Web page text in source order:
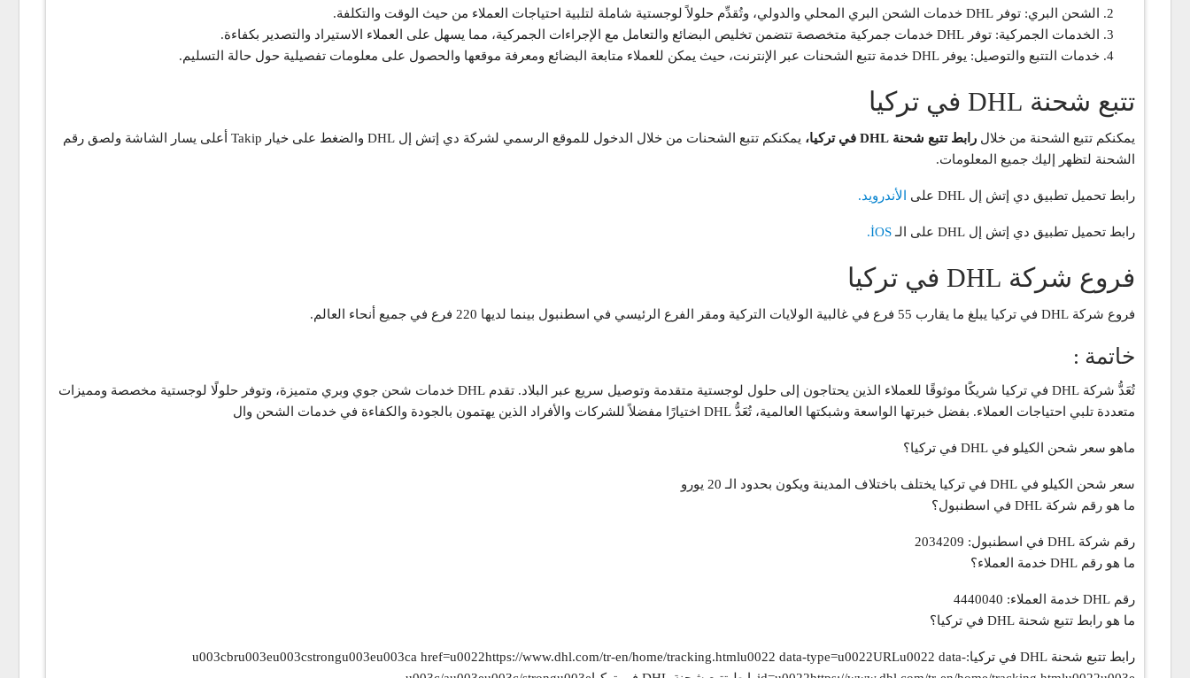
الشحن البري: توفر DHL خدمات الشحن البري المحلي والدولي، وتُقدِّم حلولاً لوجستية شاملة لتلبية احتياجات العملاء من حيث الوقت والتكلفة.
الخدمات الجمركية: توفر DHL خدمات جمركية متخصصة تتضمن تخليص البضائع والتعامل مع الإجراءات الجمركية، مما يسهل على العملاء الاستيراد والتصدير بكفاءة.
خدمات التتبع والتوصيل: يوفر DHL خدمة تتبع الشحنات عبر الإنترنت، حيث يمكن للعملاء متابعة البضائع ومعرفة موقعها والحصول على معلومات تفصيلية حول حالة التسليم.
تتبع شحنة DHL في تركيا
يمكنكم تتبع الشحنة من خلال رابط تتبع شحنة DHL في تركيا،
يمكنكم تتبع الشحنات من خلال الدخول للموقع الرسمي لشركة دي إتش إل DHL والضغط على خيار Takip أعلى يسار الشاشة ولصق رقم
الشحنة لتظهر إليك جميع المعلومات.
رابط تحميل تطبيق دي إتش إل DHL على الأندرويد.
رابط تحميل تطبيق دي إتش إل DHL على الـ İOS.
فروع شركة DHL في تركيا
فروع شركة DHL في تركيا يبلغ ما يقارب 55 فرع في غالبية الولايات التركية ومقر الفرع الرئيسي في اسطنبول بينما لديها 220 فرع في جميع أنحاء العالم.
خاتمة :
تُعَدُّ شركة DHL في تركيا شريكًا موثوقًا للعملاء الذين يحتاجون إلى حلول لوجستية متقدمة وتوصيل سريع عبر البلاد. تقدم DHL خدمات شحن جوي وبري متميزة، وتوفر حلولًا لوجستية مخصصة ومميزات
متعددة تلبي احتياجات العملاء. بفضل خبرتها الواسعة وشبكتها العالمية، تُعَدُّ DHL اختيارًا مفضلاً للشركات والأفراد الذين يهتمون بالجودة والكفاءة في خدمات الشحن وال
ماهو سعر شحن الكيلو في DHL في تركيا؟
سعر شحن الكيلو في DHL في تركيا يختلف باختلاف المدينة ويكون بحدود الـ 20 يورو
ما هو رقم شركة DHL في اسطنبول؟
رقم شركة DHL في اسطنبول: 2034209
ما هو رقم DHL خدمة العملاء؟
رقم DHL خدمة العملاء: 4440040
ما هو رابط تتبع شحنة DHL في تركيا؟
رابط تتبع شحنة DHL في تركيا:u003cbru003eu003cstrongu003eu003ca href=u0022https://www.dhl.com/tr-en/home/tracking.htmlu0022 data-type=u0022URLu0022 data-